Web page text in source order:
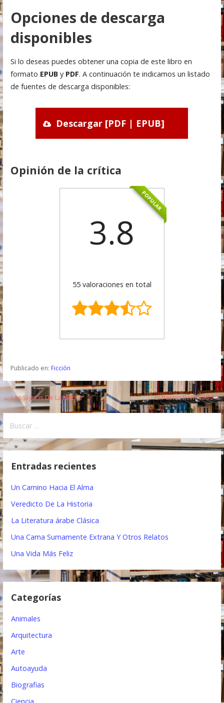
Opciones de descarga
disponibles
Si lo deseas puedes obtener una copia de este libro en
formato EPUBy PDF. A continuación te indicamos un listado
de fuentes de descarga disponibles:
Descargar [PDF | EPUB]
Opinión de la crítica
POPULAR
3.8
55 valoraciones en total
Publicado en: Ficción
N
a
v
e
a
ó
d
n
← Los Signos De La Noche El Pastor Renovado →
s
Entradas recientes
Un Camino Hacia El Alma
Veredicto De La Historia
La Literatura árabe Clásica
Una Cama Sumamente Extrana Y Otros Relatos
Una Vida Más Feliz
Categorías
Animales
Arquitectura
Arte
Autoayuda
Biografias